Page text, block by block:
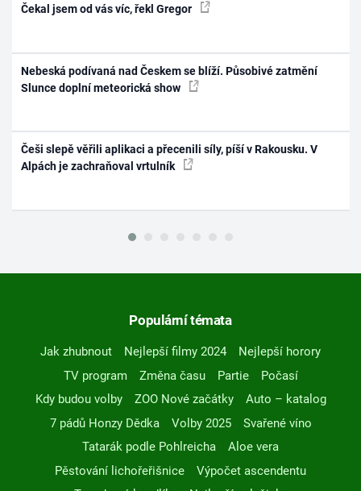
Čekal jsem od vás víc, řekl Gregor
Nebeská podívaná nad Českem se blíží. Působivé zatmění
Slunce doplní meteorická show
Češi slepě věřili aplikaci a přecenili síly, píší v Rakousku. V
Alpách je zachraňoval vrtulník
Populární témata
Jak zhubnout Nejlepší filmy 2024
Nejlepší horory
TV program
Změna času Partie
Počasí
Kdy budou volby
ZOO Nové začátky
Auto – katalog
7 pádů Honzy Dědka
Volby 2025
Svařené víno
Tatarák podle Pohlreicha
Aloe vera
Pěstování lichořeřišnice
Výpočet ascendentu